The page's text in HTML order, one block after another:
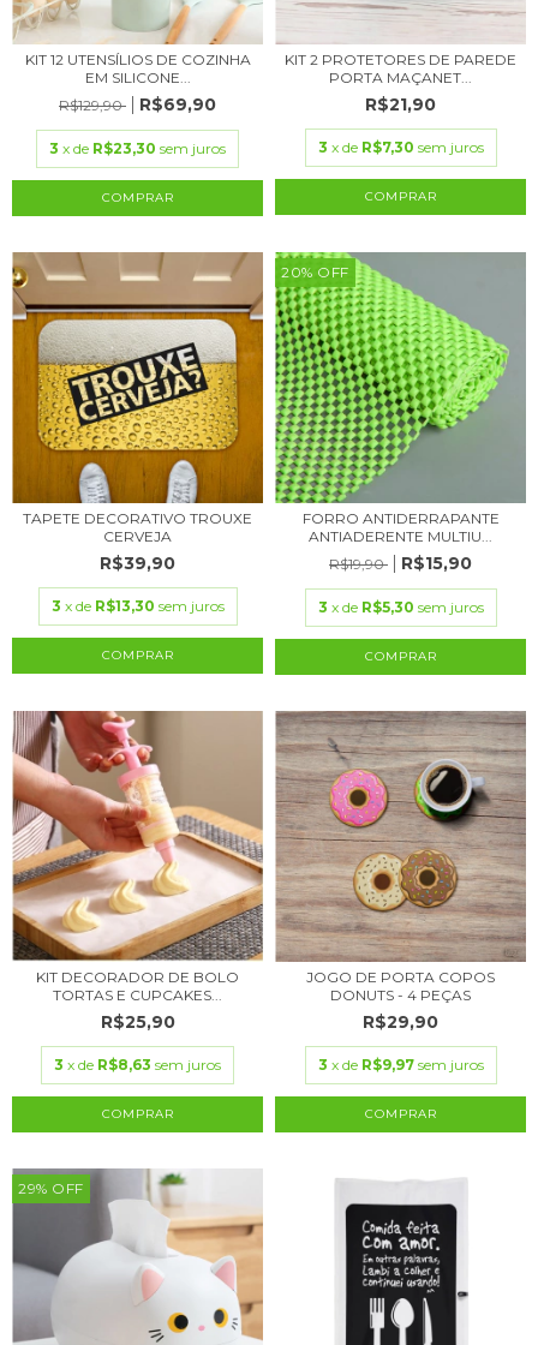
KIT 12 UTENSÍLIOS DE COZINHA
EM SILICONE...
R$129,90
R$69,90
3 x de R$23,30 sem juros
COMPRAR
KIT 2 PROTETORES DE PAREDE
PORTA MAÇANET...
R$21,90
3 x de R$7,30 sem juros
TAPETE DECORATIVO TROUXE
CERVEJA
R$39,90
3 x de R$13,30 sem juros
20% OFF
FORRO ANTIDERRAPANTE
ANTIADERENTE MULTIU...
R$19,90
R$15,90
3 x de R$5,30 sem juros
COMPRAR
KIT DECORADOR DE BOLO
TORTAS E CUPCAKES...
R$25,90
3 x de R$8,63 sem juros
JOGO DE PORTA COPOS
DONUTS - 4 PEÇAS
R$29,90
3 x de R$9,97 sem juros
29% OFF